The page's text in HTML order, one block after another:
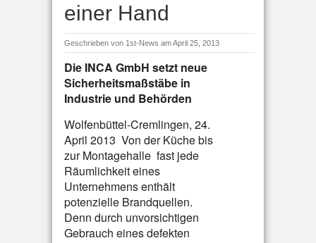
einer Hand
Geschrieben von 1st-News am April 25, 2013
Die INCA GmbH setzt neue
Sicherheitsmaßstäbe in
Industrie und Behörden
Wolfenbüttel-Cremlingen, 24.
April 2013  Von der Küche bis
zur Montagehalle  fast jede
Räumlichkeit eines
Unternehmens enthält
potenzielle Brandquellen.
Denn durch unvorsichtigen
Gebrauch eines defekten